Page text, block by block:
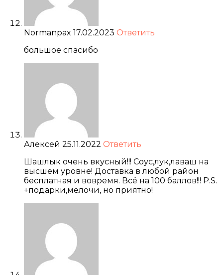
Normanpax 17.02.2023 Ответить
большое спасибо
Алексей 25.11.2022 Ответить
Шашлык очень вкусный!!! Соус,лук,лаваш на
высшем уровне! Доставка в любой район
бесплатная и вовремя. Всё на 100 баллов!!! P.S.
+подарки,мелочи, но приятно!